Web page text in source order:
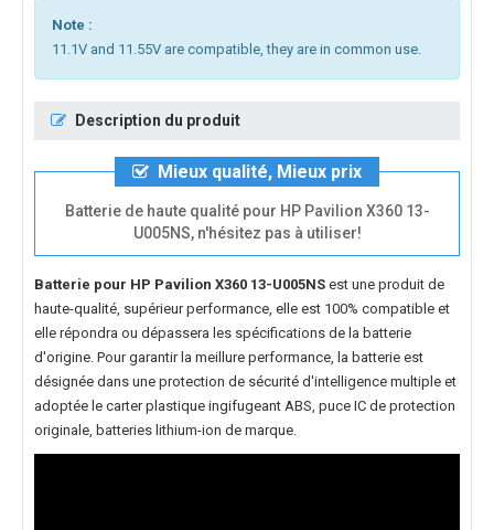
Note :
11.1V and 11.55V are compatible, they are in common use.
Description du produit
Mieux qualité, Mieux prix
Batterie de haute qualité pour HP Pavilion X360 13-
U005NS, n'hésitez pas à utiliser!
Batterie pour HP Pavilion X360 13-U005NS est une produit de
haute-qualité, supérieur performance, elle est 100% compatible et
elle répondra ou dépassera les spécifications de la batterie
d'origine. Pour garantir la meillure performance, la batterie est
désignée dans une protection de sécurité d'intelligence multiple et
adoptée le carter plastique ingifugeant ABS, puce IC de protection
originale, batteries lithium-ion de marque.